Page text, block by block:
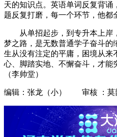
天的知识点。英语单词反复背
题反复打磨，每一个环节，他都
从单招起步，到专升本上岸
梦之路，是无数普通学子奋斗的
生从没有注定的平庸，困境从来
心、脚踏实地、不懈奋斗，才能
（李帅堂）
编辑：张龙（小） 审核 ：莫